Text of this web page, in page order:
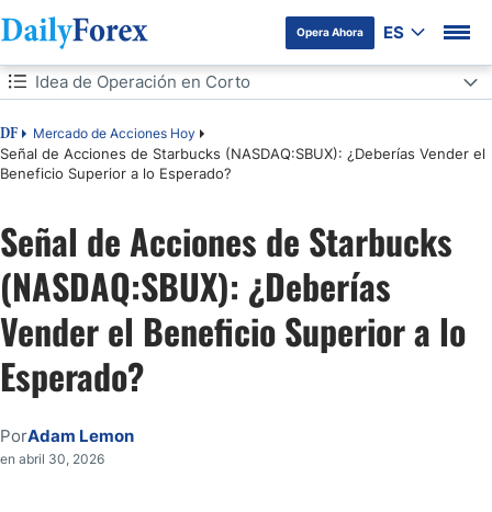
Opera Ahora ES
Tabla de contenidos
DF Mercado de Acciones Hoy
Señal de Acciones de Starbucks (NASDAQ:SBUX): ¿Deberías Vender el
Beneficio Superior a lo Esperado?
Idea de Operación en Corto
Idea de Operación en Corto
Análisis del Sentimiento del Mercado
Análisis Fundamental de Starbucks
Análisis Técnico de Starbucks
Mi Operación Corta de Acciones de SBUX
Señal de Acciones de Starbucks
(NASDAQ:SBUX): ¿Deberías
Vender el Beneficio Superior a lo
Esperado?
PorAdam Lemon
en abril 30, 2026